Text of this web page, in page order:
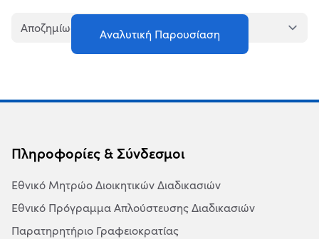
Αναλυτική Παρουσίαση
Πληροφορίες & Σύνδεσμοι
Εθνικό Μητρώο Διοικητικών Διαδικασιών
Εθνικό Πρόγραμμα Απλούστευσης Διαδικασιών
Παρατηρητήριο Γραφειοκρατίας